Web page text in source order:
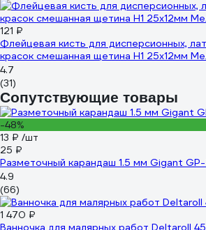
121 ₽
Флейцевая кисть для дисперсионных,
красок смешанная щетина Н1 25х12мм
4.7
(31)
Сопутствующие товары
-48%
13 ₽ /шт
25 ₽
Разметочный карандаш 1.5 мм Gigant
4.9
(66)
1 470 ₽
Ванночка для малярных работ Deltaroll